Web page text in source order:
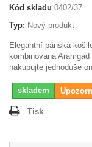
Kód skladu 0402/37
Typ: Nový produkt
Elegantní pánská
kombinovaná
nakupujte jednoduše
skladem
Tisk